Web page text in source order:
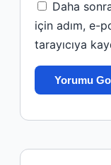
Daha
için adım, e-
tarayıcıya